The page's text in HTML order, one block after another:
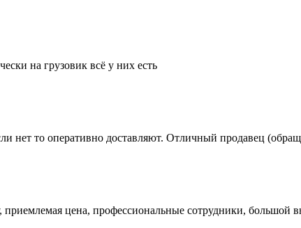
на грузовик всё у них есть
нет то оперативно доставляют. Отличный продавец
цена, профессиональные сотрудники, большой